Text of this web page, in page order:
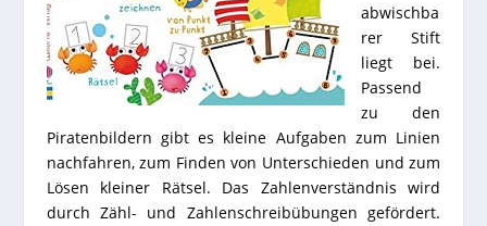
abwischba
rer Stift
liegt bei.
Passend
zu den
Piratenbildern gibt es kleine Aufgaben zum Linien
nachfahren, zum Finden von Unterschieden und zum
Lösen kleiner Rätsel. Das Zahlenverständnis wird
durch Zähl- und Zahlenschreibübungen gefördert.